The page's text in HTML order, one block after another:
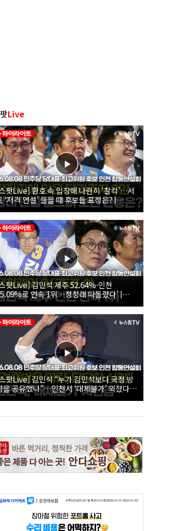
Live
팟Live] 환호 속 입장해 나란히 ‘찰칵’…서
‘저격 연설’ 들을 때 후보들 표정은? |
더불어민주당 당대표·최고위원 후
인천 합동연설회
팟Live] 김민석 제주 52.64%·인천
로 연속 1위…정청래 따돌렸다’ |
더불어민주당 당대표·최고위원 후
인천 합동연설회
팟Live] 김민석 “누가 김민석보다 국정 방
을 공유했나”…인천서 ‘대체불가’ 외쳤다 |
더불어민주당 당대표·최고위원 후